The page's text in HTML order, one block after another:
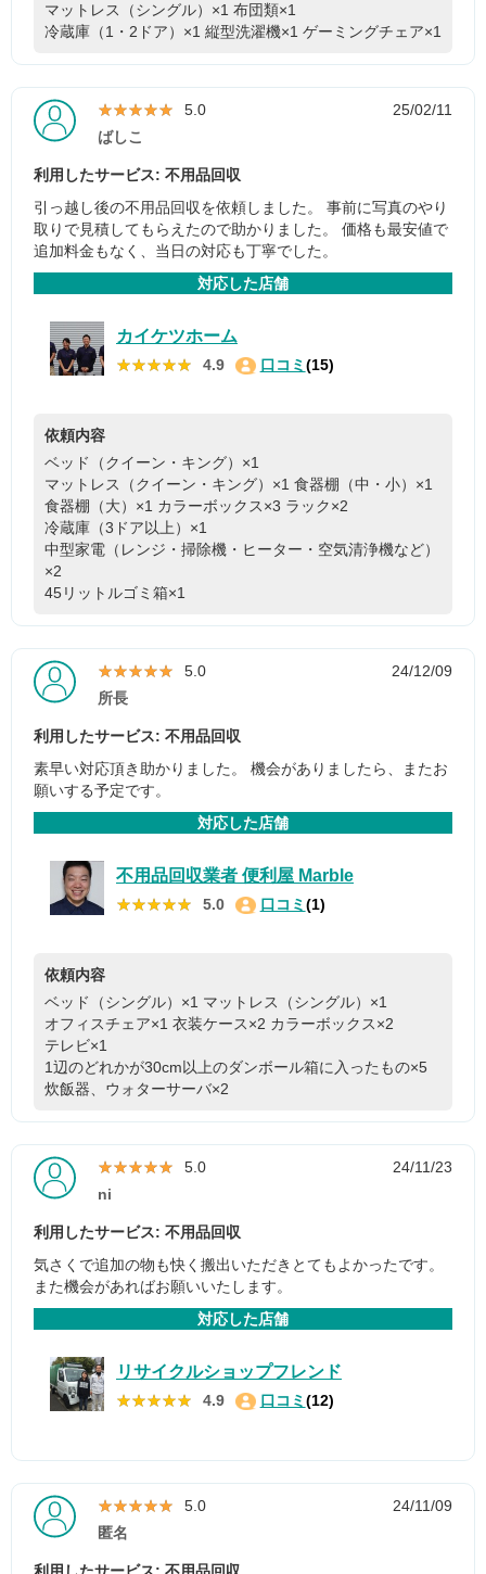
マットレス（シングル）×1 布団類×1
冷蔵庫（1・2ドア）×1 縦型洗濯機×1 ゲーミングチェア×1
★★★★★
★★★★★ 5.0
25/02/11
ばしこ
利用したサービス: 不用品回収
引っ越し後の不用品回収を依頼しました。 事前に写真のやり
取りで見積してもらえたので助かりました。 価格も最安値で
追加料金もなく、当日の対応も丁寧でした。
対応した店舗
カイケツホーム
★★★★★
★★★★★ 4.9 口コミ (15)
依頼内容
ベッド（クイーン・キング）×1
マットレス（クイーン・キング）×1 食器棚（中・小）×1
食器棚（大）×1 カラーボックス×3 ラック×2
冷蔵庫（3ドア以上）×1
中型家電（レンジ・掃除機・ヒーター・空気清浄機など）
×2
45リットルゴミ箱×1
★★★★★
★★★★★ 5.0
24/12/09
所長
利用したサービス: 不用品回収
素早い対応頂き助かりました。 機会がありましたら、またお
願いする予定です。
対応した店舗
不用品回収業者 便利屋 Marble
★★★★★
★★★★★ 5.0 口コミ (1)
依頼内容
ベッド（シングル）×1 マットレス（シングル）×1
オフィスチェア×1 衣装ケース×2 カラーボックス×2
テレビ×1
1辺のどれかが30cm以上のダンボール箱に入ったもの×5
炊飯器、ウォターサーバ×2
★★★★★
★★★★★ 5.0
24/11/23
ni
利用したサービス: 不用品回収
気さくで追加の物も快く搬出いただきとてもよかったです。
また機会があればお願いいたします。
対応した店舗
リサイクルショップフレンド
★★★★★
★★★★★ 4.9 口コミ (12)
★★★★★
★★★★★ 5.0
24/11/09
匿名